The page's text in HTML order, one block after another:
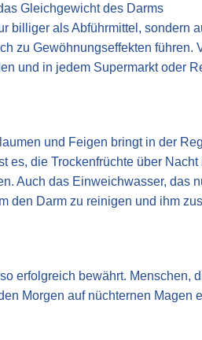
Gleichgewicht des Darms
billiger als Abführmittel, sondern
zu Gewöhnungseffekten führen.
und in jedem Supermarkt oder
und Feigen bringt in der
es, die Trockenfrüchte über Nacht
Auch das Einweichwasser, das
den Darm zu reinigen und ihm
erfolgreich bewährt. Menschen,
Morgen auf nüchternen Magen